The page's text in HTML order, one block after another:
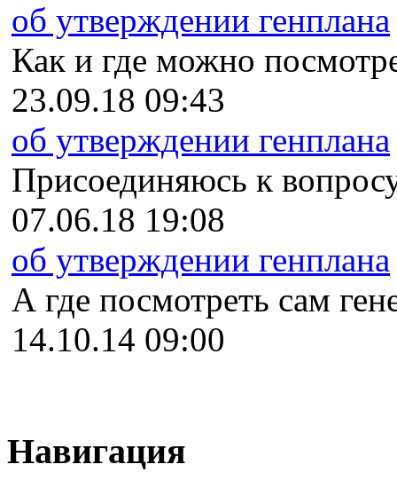
об утверждении генплана
Как и где можно
23.09.18 09:43
об утверждении генплана
Присоединяюсь к
07.06.18 19:08
об утверждении генплана
А где посмотреть сам
14.10.14 09:00
Навигация